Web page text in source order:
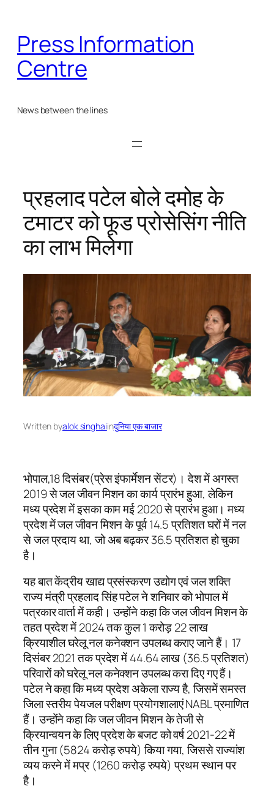
content
Press Information
Centre
News between the lines
प्रहलाद पटेल बोले दमोह के
टमाटर को फूड प्रोसेसिंग नीति
का लाभ मिलेगा
Written byalok singhaiinदुनिया एक बाजार
भोपाल,18 दिसंबर(प्रेस इंफार्मेशन सेंटर)। देश में अगस्त
2019 से जल जीवन मिशन का कार्य प्रारंभ हुआ, लेकिन
मध्य प्रदेश में इसका काम मई 2020 से प्रारंभ हुआ। मध्य
प्रदेश में जल जीवन मिशन के पूर्व 14.5 प्रतिशत घरों में नल
से जल प्रदाय था, जो अब बढ़कर 36.5 प्रतिशत हो चुका
है।
यह बात केंद्रीय खाद्य प्रसंस्करण उद्योग एवं जल शक्ति
राज्य मंत्री प्रहलाद सिंह पटेल ने शनिवार को भोपाल में
पत्रकार वार्ता में कही। उन्होंने कहा कि जल जीवन मिशन के
तहत प्रदेश में 2024 तक कुल 1 करोड़ 22 लाख
क्रियाशील घरेलू नल कनेक्शन उपलब्ध कराए जाने हैं। 17
दिसंबर 2021 तक प्रदेश में 44.64 लाख (36.5 प्रतिशत)
परिवारों को घरेलू नल कनेक्शन उपलब्ध करा दिए गए हैं।
पटेल ने कहा कि मध्य प्रदेश अकेला राज्य है, जिसमें समस्त
जिला स्तरीय पेयजल परीक्षण प्रयोगशालाएं NABL प्रमाणित
हैं। उन्होंने कहा कि जल जीवन मिशन के तेजी से
क्रियान्वयन के लिए प्रदेश के बजट को वर्ष 2021-22 में
तीन गुना (5824 करोड़ रुपये) किया गया, जिससे राज्यांश
व्यय करने में मप्र (1260 करोड़ रुपये) प्रथम स्थान पर
है।